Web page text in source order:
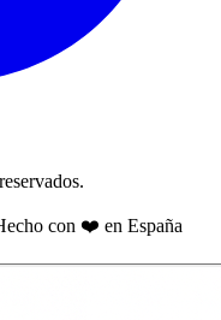
con ❤️ en España